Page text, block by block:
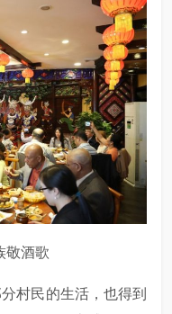
敬酒歌
村民的生活，也得到